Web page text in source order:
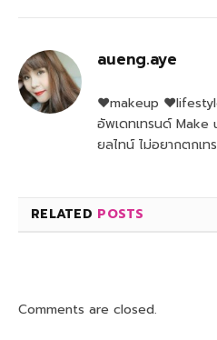
aueng.aye
♥makeup
อัพเดทเทรนด์ Make
ยลไทน์ ไม่อยากตกเ
RELATED POSTS
Comments are closed.